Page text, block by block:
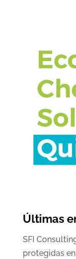
Últimas
SFI
protegidas